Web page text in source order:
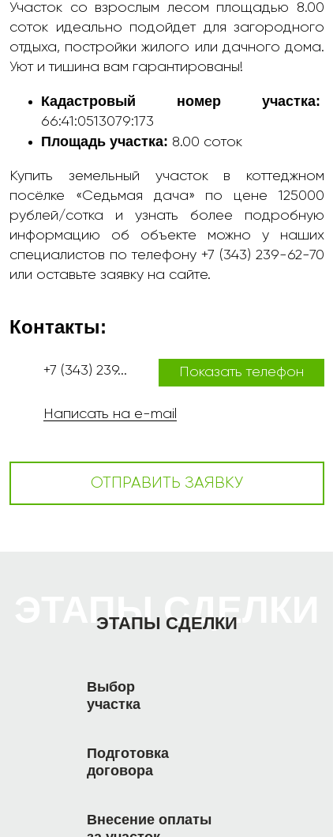
Участок со взрослым лесом площадью 8.00
соток идеально подойдет для загородного
отдыха, постройки жилого или дачного дома.
Уют и тишина вам гарантированы!
Кадастровый номер участка:
66:41:0513079:173
Площадь участка: 8.00 соток
Купить земельный участок в коттеджном
посёлке «Седьмая дача» по цене 125000
рублей/сотка и узнать более подробную
информацию об объекте можно у наших
специалистов по телефону +7 (343) 239-62-70
или оставьте заявку на сайте.
Контакты:
+7 (343) 239... Показать телефон
Написать на e-mail
ОТПРАВИТЬ ЗАЯВКУ
ЭТАПЫ СДЕЛКИ
ЭТАПЫ СДЕЛКИ
Выбор
участка
Подготовка
договора
Внесение оплаты